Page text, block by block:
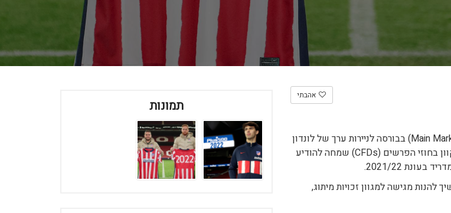
אהבתי
Plus500הישראלית הנסחרת ברשימה הראשית (Main Market) בבורסה לניירות ערך של לונדון
(סימול: PLUS) ונכללת במדד ה- FTSE 250, המפתחת פלטפורמת מסחר מקוון בחוזי הפרשים (CFDs) שמחה להודיע
2021/22.
של המועדון החל מיוני 2015,והיא תמשיך להנות מגישה למגוון זכויות מיתוג,
תמונות